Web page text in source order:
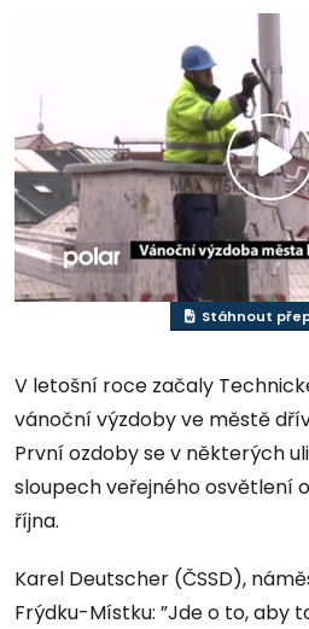
Stáhnout
V letošní roce začaly
vánoční výzdoby ve městě
První ozdoby se v některých
sloupech veřejného osvětlení
října.
Karel Deutscher (ČSSD),
Frýdku-Místku: ”Jde o to, aby